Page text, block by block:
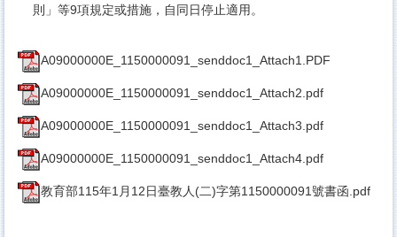
則」等9項規定或措施，自同日停止適用。
A09000000E_1150000091_senddoc1_Attach1.PDF
A09000000E_1150000091_senddoc1_Attach2.pdf
A09000000E_1150000091_senddoc1_Attach3.pdf
A09000000E_1150000091_senddoc1_Attach4.pdf
教育部115年1月12日臺教人(二)字第1150000091號書函.pdf